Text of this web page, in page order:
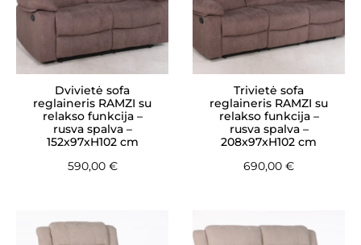
Dvivietė sofa
reglaineris RAMZI su
relakso funkcija –
rusva spalva –
152x97xH102 cm
590,00 €
Trivietė sofa
reglaineris RAMZI su
relakso funkcija –
rusva spalva –
208x97xH102 cm
690,00 €